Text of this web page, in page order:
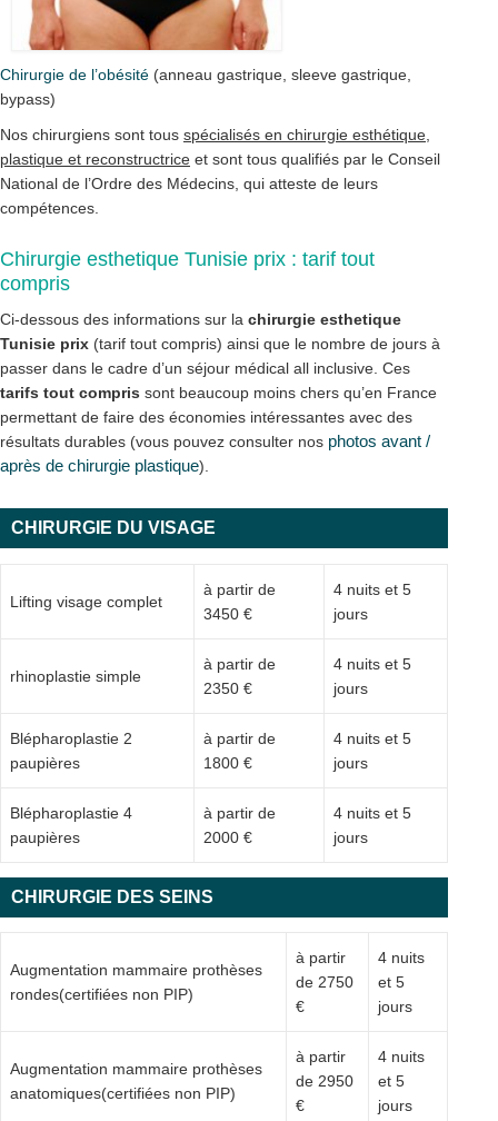
Chirurgie de l’obésité (anneau gastrique, sleeve gastrique,
bypass)
Nos chirurgiens sont tous spécialisés en chirurgie esthétique,
plastique et reconstructrice et sont tous qualifiés par le Conseil
National de l’Ordre des Médecins, qui atteste de leurs
compétences.
Chirurgie esthetique Tunisie prix : tarif tout
compris
Ci-dessous des informations sur la chirurgie esthetique
Tunisie prix (tarif tout compris) ainsi que le nombre de jours à
passer dans le cadre d’un séjour médical all inclusive. Ces
tarifs tout compris sont beaucoup moins chers qu’en France
permettant de faire des économies intéressantes avec des
résultats durables (vous pouvez consulter nos photos avant /
après de chirurgie plastique).
CHIRURGIE DU VISAGE
Lifting visage complet
à partir de
3450 €
4 nuits et 5
jours
rhinoplastie simple
à partir de
2350 €
4 nuits et 5
jours
Blépharoplastie 2
paupières
à partir de
1800 €
4 nuits et 5
jours
Blépharoplastie 4
paupières
à partir de
2000 €
4 nuits et 5
jours
CHIRURGIE DES SEINS
Augmentation mammaire prothèses
rondes(certifiées non PIP)
à partir
de 2750
€
4 nuits
et 5
jours
Augmentation mammaire prothèses
anatomiques(certifiées non PIP)
à partir
de 2950
€
4 nuits
et 5
jours